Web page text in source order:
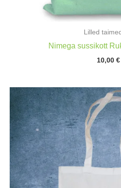
Lilled
Nimega sussikott
10,00 €